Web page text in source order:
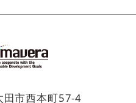
田市西本町57-4